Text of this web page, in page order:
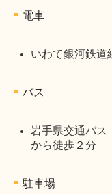
電車
いわて銀河鉄
バス
岩手県交通バ
から徒歩２分
駐車場